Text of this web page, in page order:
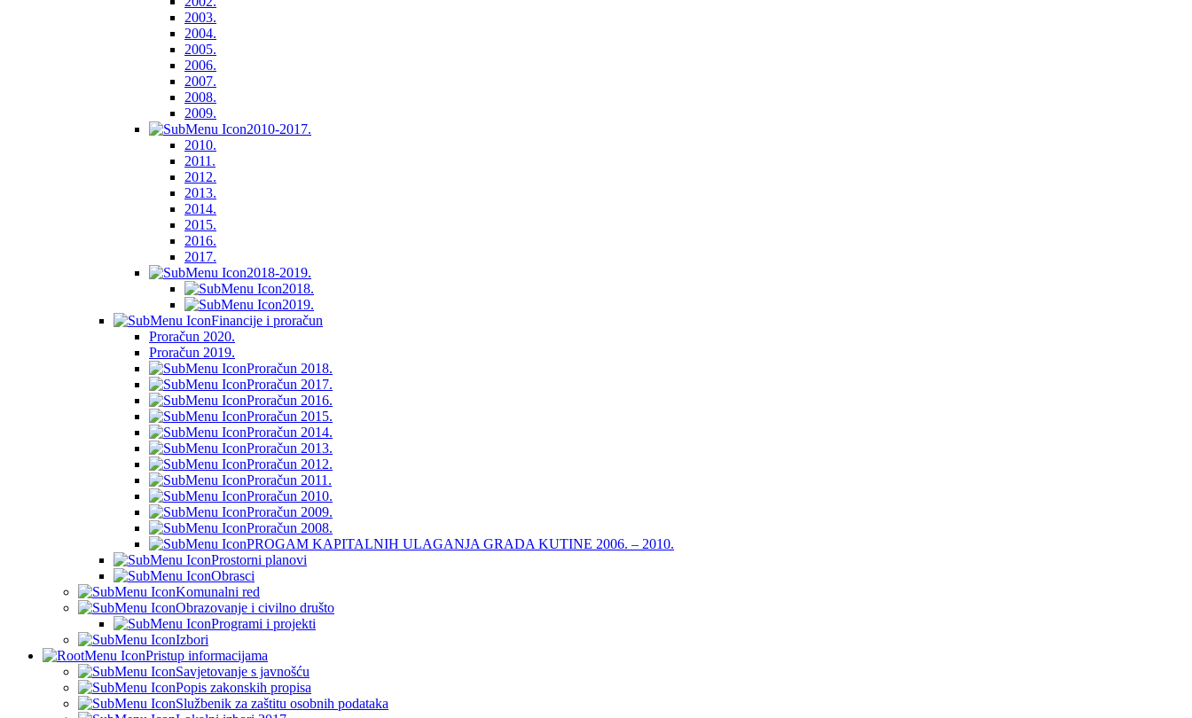
2003.
2004.
2005.
2006.
2007.
2008.
2009.
2010-2017.
2010.
2011.
2012.
2013.
2014.
2015.
2016.
2017.
2018-2019.
2018.
2019.
Financije i proračun
Proračun 2020.
Proračun 2019.
Proračun 2018.
Proračun 2017.
Proračun 2016.
Proračun 2015.
Proračun 2014.
Proračun 2013.
Proračun 2012.
Proračun 2011.
Proračun 2010.
Proračun 2009.
Proračun 2008.
PROGAM KAPITALNIH ULAGANJA GRADA KUTINE 2006. – 2010.
Prostorni planovi
Obrasci
Komunalni red
Obrazovanje i civilno društo
Programi i projekti
Izbori
Pristup informacijama
Savjetovanje s javnošću
Popis zakonskih propisa
Službenik za zaštitu osobnih podataka